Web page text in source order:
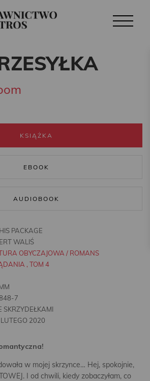
KSIĄŻKA
EBOOK
AUDIOBOOK
HIS PACKAGE
WALIŚ
OBYCZAJOWA / ROMANS
, TOM 4
7
SKRZYDEŁKAMI
2020
w mojej skrzynce… Hej, spokojnie,
I od chwili, kiedy zobaczyłam, co